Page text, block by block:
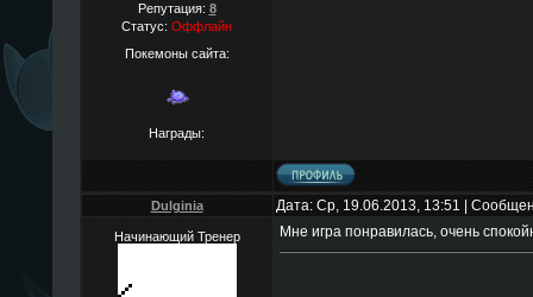
Репутация: 8
Статус: Оффлайн
Покемоны сайта:
Награды:
Dulginia Дата: Ср, 19.06.2013, 13:51 |
Начинающий Тренер Мне игра понравилась, очень